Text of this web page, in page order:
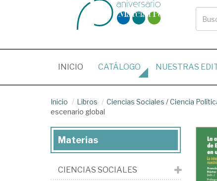
INICIO (CURRENT)
CATÁLOGO NUESTRAS
Inicio Libros Ciencias Sociales /Ciencia
escenario global
Materias
CIENCIAS SOCIALES